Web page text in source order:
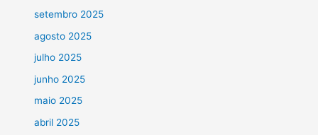
setembro 2025
agosto 2025
julho 2025
junho 2025
maio 2025
abril 2025